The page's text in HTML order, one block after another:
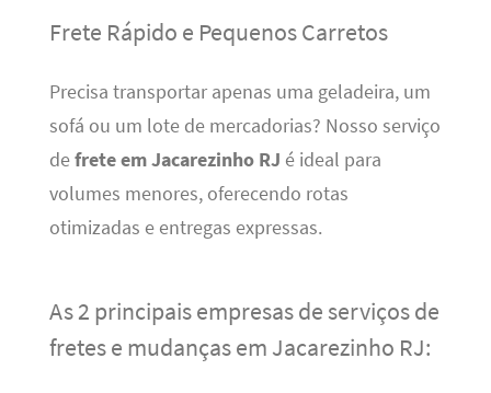
Frete Rápido e Pequenos Carretos
Precisa transportar apenas uma geladeira, um
sofá ou um lote de mercadorias? Nosso serviço
defrete em Jacarezinho RJ é ideal para
volumes menores, oferecendo rotas
otimizadas e entregas expressas.
As 2 principais empresas de serviços de
fretes e mudanças em Jacarezinho RJ: